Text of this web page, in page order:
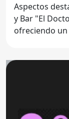
Aspectos
y Bar "El
ofreciendo